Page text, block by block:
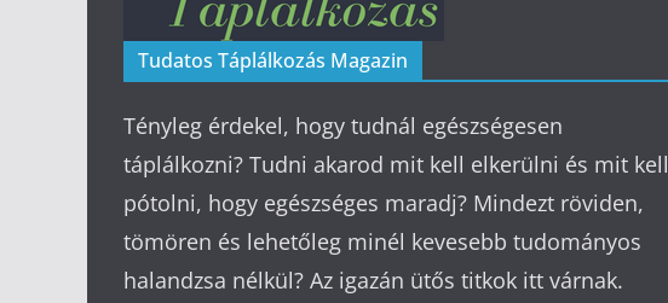
Tudatos Táplálkozás Magazin
Tényleg érdekel, hogy tudnál egészségesen
táplálkozni? Tudni akarod mit kell elkerülni és mit kell
pótolni, hogy egészséges maradj? Mindezt röviden,
tömören és lehetőleg minél kevesebb tudományos
halandzsa nélkül? Az igazán ütős titkok itt várnak.